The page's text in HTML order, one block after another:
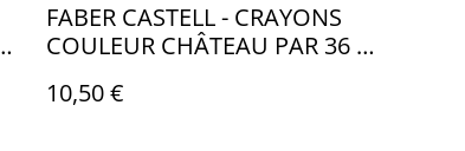
FABER CASTELL - CRAYONS
COULEUR CHÂTEAU PAR 36 -
10,50 €